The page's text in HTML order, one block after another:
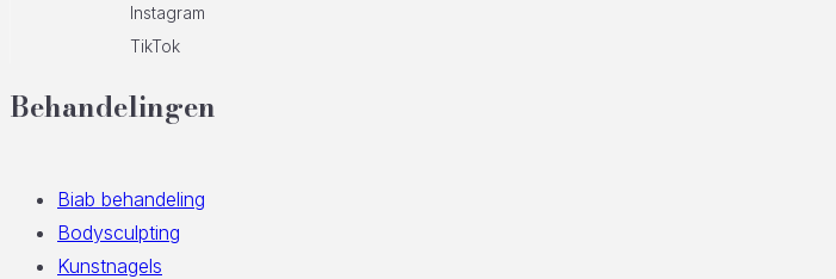
Instagram
TikTok
Behandelingen
Biab behandeling
Bodysculpting
Kunstnagels